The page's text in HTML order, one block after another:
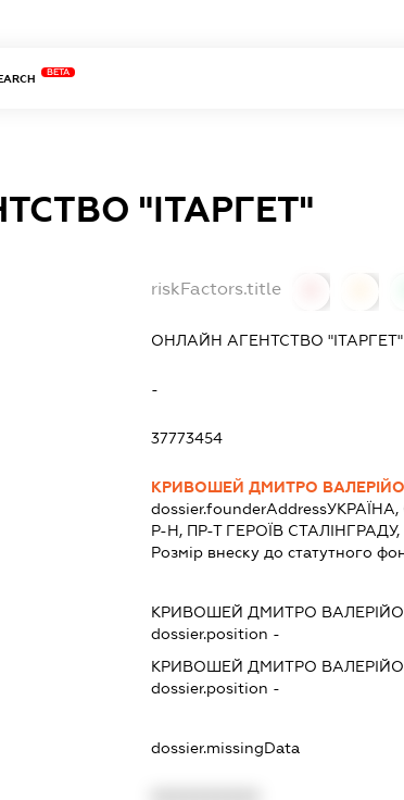
BETA
"ІТАРГЕТ"
riskFactors.title
ОНЛАЙН АГЕНТСТВО "ІТАРГЕТ"
-
37773454
КРИВОШЕЙ ДМИТРО
dossier.founderAddress
Р-Н, ПР-Т ГЕРОЇВ СТАЛІНГРАДУ,
Розмір внеску до статутного
КРИВОШЕЙ ДМИТРО
dossier.position -
КРИВОШЕЙ ДМИТРО
dossier.position -
dossier.missingData